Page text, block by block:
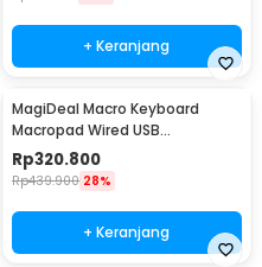
+ Keranjang
MagiDeal Macro Keyboard
Macropad Wired USB
Mechanical Gaming Shortcut
12 Tombol 3 Knob - MD-12
Rp320.800
Rp439.900 28%
+ Keranjang